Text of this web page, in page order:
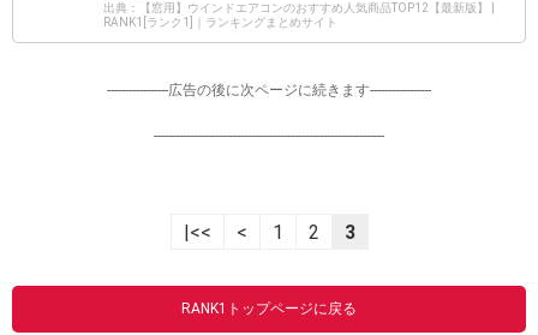
出典：【窓用】ウインドエアコンのおすすめ人気商品TOP12【最新版】 |
RANK1[ランク1]｜ランキングまとめサイト
-----------------広告の後に次ページに続きます-----------------
----------------------------------------------------------------
|<< < 1 2 3
RANK1トップページに戻る